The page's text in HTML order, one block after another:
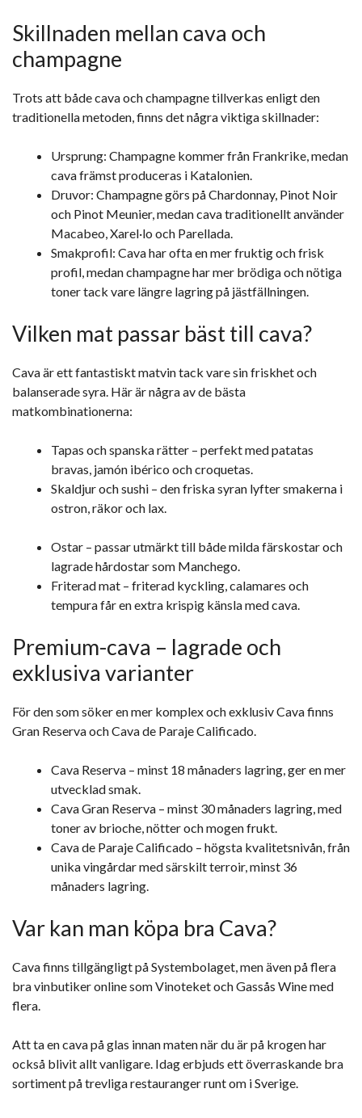
Skillnaden mellan cava och
champagne
Trots att både cava och champagne tillverkas enligt den
traditionella metoden, finns det några viktiga skillnader:
Ursprung: Champagne kommer från Frankrike, medan
cava främst produceras i Katalonien.
Druvor: Champagne görs på Chardonnay, Pinot Noir
och Pinot Meunier, medan cava traditionellt använder
Macabeo, Xarel·lo och Parellada.
Smakprofil: Cava har ofta en mer fruktig och frisk
profil, medan champagne har mer brödiga och nötiga
toner tack vare längre lagring på jästfällningen.
Vilken mat passar bäst till cava?
Cava är ett fantastiskt matvin tack vare sin friskhet och
balanserade syra. Här är några av de bästa
matkombinationerna:
Tapas och spanska rätter – perfekt med patatas
bravas, jamón ibérico och croquetas.
Skaldjur och sushi – den friska syran lyfter smakerna i
ostron, räkor och lax.
Ostar – passar utmärkt till både milda färskostar och
lagrade hårdostar som Manchego.
Friterad mat – friterad kyckling, calamares och
tempura får en extra krispig känsla med cava.
Premium-cava – lagrade och
exklusiva varianter
För den som söker en mer komplex och exklusiv Cava finns
Gran Reserva och Cava de Paraje Calificado.
Cava Reserva – minst 18 månaders lagring, ger en mer
utvecklad smak.
Cava Gran Reserva – minst 30 månaders lagring, med
toner av brioche, nötter och mogen frukt.
Cava de Paraje Calificado – högsta kvalitetsnivån, från
unika vingårdar med särskilt terroir, minst 36
månaders lagring.
Var kan man köpa bra Cava?
Cava finns tillgängligt på Systembolaget, men även på flera
bra vinbutiker online som Vinoteket och Gassås Wine med
flera.
Att ta en cava på glas innan maten när du är på krogen har
också blivit allt vanligare. Idag erbjuds ett överraskande bra
sortiment på trevliga restauranger runt om i Sverige.